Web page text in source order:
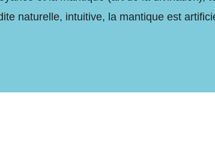
naturelle, intuitive, la mantique est